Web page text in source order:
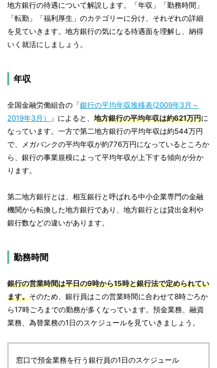
地方銀行の待遇について解説します。「年収」「勤務時間」
「転勤」「福利厚生」のカテゴリーに分け、それぞれの詳細
を見ていきます。地方銀行の気になる待遇面を理解し、納得
いく就活にしましょう。
年収
全国金融労働組合の「銀行の平均年収推移表(2009年3月～
2019年3月）
」によると、地方銀行の平均年収は約621万円に
なっています。一方で第二地方銀行の平均年収は約544万円
で、メガバンクの平均年収が約776万円になっているところか
ら、銀行の事業規模によって平均年収が上下する傾向が分か
ります。
第二地方銀行とは、相互銀行と呼ばれる中小企業専門の金融
機関から転換した地方銀行であり、地方銀行とは貸出金利や
銀行数などの違いがあります。
勤務時間
銀行の営業時間は平日の9時から15時と銀行法で定められてい
ます。そのため、銀行員はこの営業時間に合わせて8時ごろか
ら17時ごろまでの勤務が多くなっています。預金業務、融資
業務、為替業務の1日のスケジュールを見ていきましょう。
窓口で預金業務を行う銀行員の1日のスケジュール